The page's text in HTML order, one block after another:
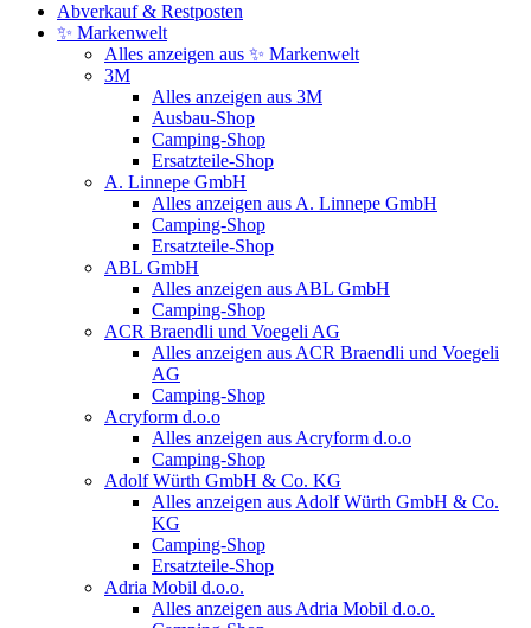
Abverkauf & Restposten
✨ Markenwelt
Alles anzeigen aus ✨ Markenwelt
3M
Alles anzeigen aus 3M
Ausbau-Shop
Camping-Shop
Ersatzteile-Shop
A. Linnepe GmbH
Alles anzeigen aus A. Linnepe GmbH
Camping-Shop
Ersatzteile-Shop
ABL GmbH
Alles anzeigen aus ABL GmbH
Camping-Shop
ACR Braendli und Voegeli AG
Alles anzeigen aus ACR Braendli und Voegeli
AG
Camping-Shop
Acryform d.o.o
Alles anzeigen aus Acryform d.o.o
Camping-Shop
Adolf Würth GmbH & Co. KG
Alles anzeigen aus Adolf Würth GmbH & Co.
KG
Camping-Shop
Ersatzteile-Shop
Adria Mobil d.o.o.
Alles anzeigen aus Adria Mobil d.o.o.